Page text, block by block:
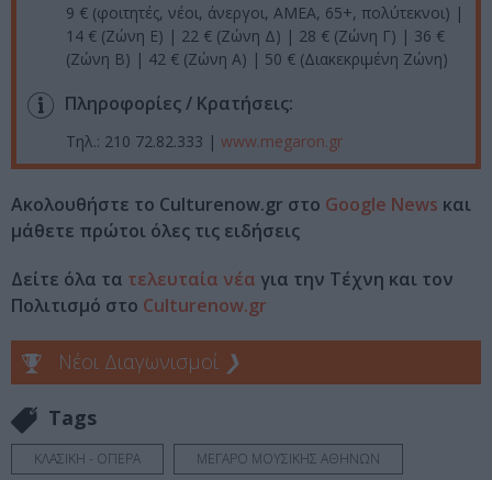
9 € (φοιτητές, νέοι, άνεργοι, ΑΜΕΑ, 65+, πολύτεκνοι) |
14 € (Ζώνη Ε) | 22 € (Ζώνη Δ) | 28 € (Ζώνη Γ) | 36 €
(Ζώνη Β) | 42 € (Ζώνη Α) | 50 € (Διακεκριμένη Ζώνη)
Πληροφορίες / Κρατήσεις:
Τηλ.: 210 72.82.333 | www.megaron.gr
Ακολουθήστε το Culturenow.gr στο Google News και
μάθετε πρώτοι όλες τις ειδήσεις
Δείτε όλα τα τελευταία νέα για την Τέχνη και τον
Πολιτισμό στο Culturenow.gr
Νέοι Διαγωνισμοί ❯
Tags
ΚΛΑΣΙΚΗ - ΟΠΕΡΑ ΜΕΓΑΡΟ ΜΟΥΣΙΚΗΣ ΑΘΗΝΩΝ